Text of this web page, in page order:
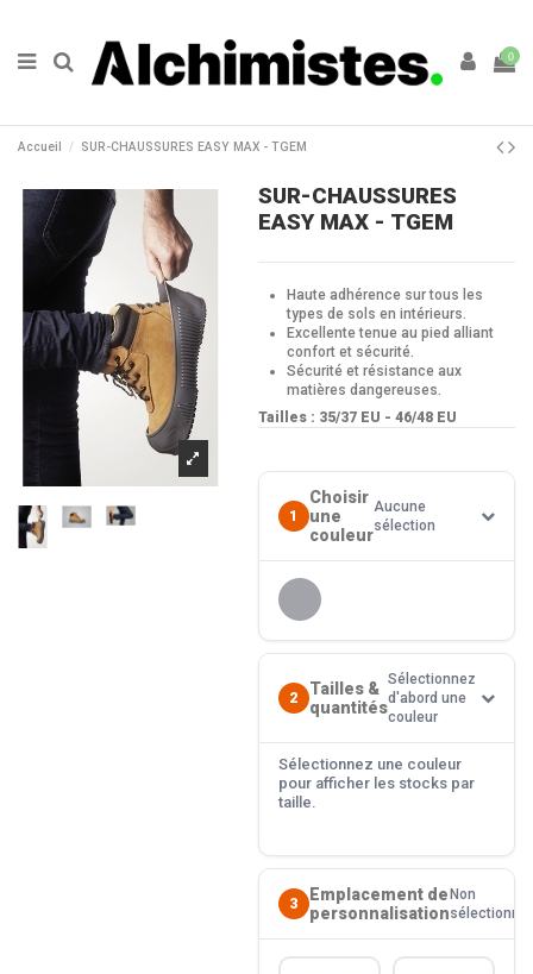
0
Accueil SUR-CHAUSSURES EASY MAX - TGEM
SUR-CHAUSSURES
EASY MAX - TGEM
Haute adhérence sur tous les
types de sols en intérieurs.
Excellente tenue au pied alliant
confort et sécurité.
Sécurité et résistance aux
matières dangereuses.
Tailles : 35/37 EU - 46/48 EU
1
Choisir
une
couleur
Aucune
sélection
2
Tailles &
quantités
Sélectionnez
d'abord une
couleur
Sélectionnez une couleur
pour afficher les stocks par
taille.
3
Emplacement de
personnalisation
Non
sélectionné